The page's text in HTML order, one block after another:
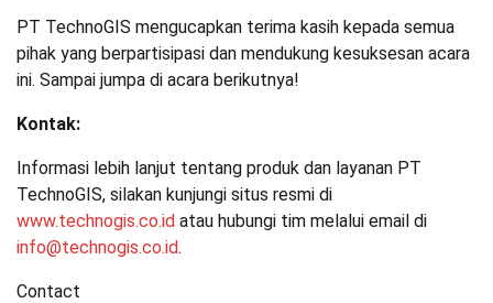
PT TechnoGIS mengucapkan terima kasih kepada semua
pihak yang berpartisipasi dan mendukung kesuksesan acara
ini. Sampai jumpa di acara berikutnya!
Kontak:
Informasi lebih lanjut tentang produk dan layanan PT
TechnoGIS, silakan kunjungi situs resmi di
www.technogis.co.id atau hubungi tim melalui email di
info@technogis.co.id.
Contact